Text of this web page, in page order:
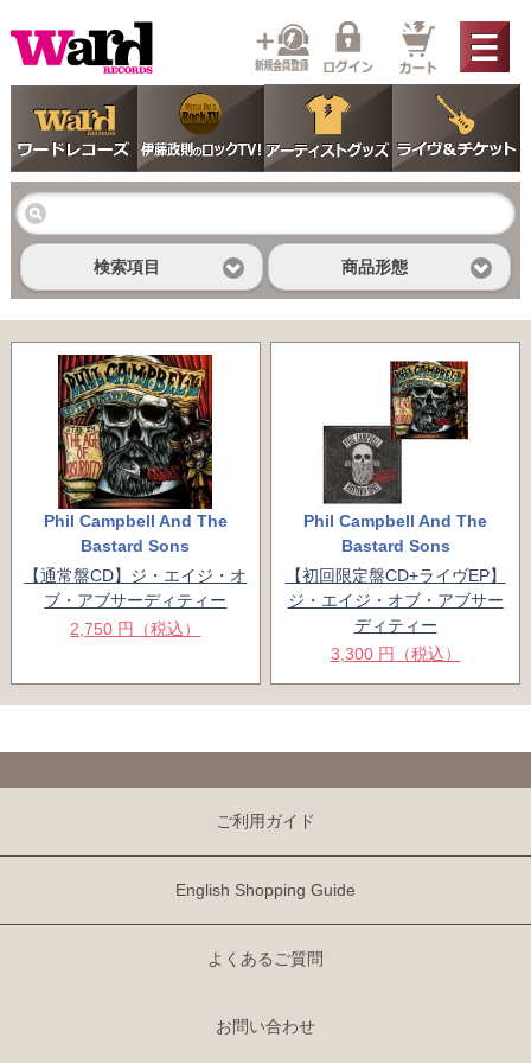
検索項目 商品形態
Phil Campbell And The
Bastard Sons
【通常盤CD】ジ・エイジ・オ
ブ・アブサーディティー
2,750 円（税込）
Phil Campbell And The
Bastard Sons
【初回限定盤CD+ライヴEP】
ジ・エイジ・オブ・アブサー
ディティー
3,300 円（税込）
ご利用ガイド
English Shopping Guide
よくあるご質問
お問い合わせ